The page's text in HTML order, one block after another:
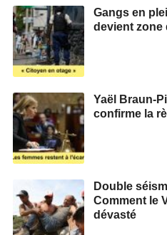
Gangs en
devient zone
Yaël Braun-
confirme la
Double
Comment le
dévasté